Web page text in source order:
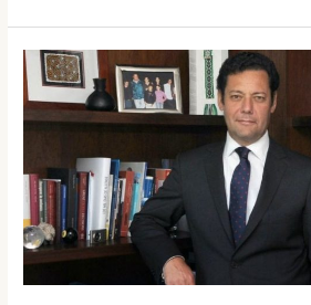
Consejo
Minero
por
de
la
nueva
Constitución:
se